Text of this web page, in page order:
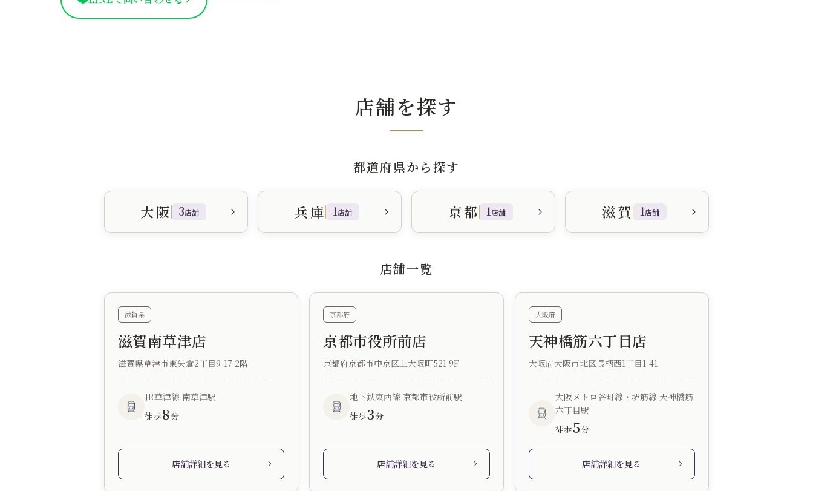
店舗を探す
都道府県から探す
大阪 3店舗 兵庫 1店舗 京都 1店舗 滋賀 1店舗
店舗一覧
滋賀県
滋賀南草津店
滋賀県草津市東矢倉2丁目9-17 2階
JR草津線 南草津駅
徒歩8分
店舗詳細を見る
京都府
京都市役所前店
京都府京都市中京区上大阪町521 9F
地下鉄東西線 京都市役所前駅
徒歩3分
店舗詳細を見る
大阪府
天神橋筋六丁目店
大阪府大阪市北区長柄西1丁目1-41
大阪メトロ谷町線・堺筋線 天神橋筋
六丁目駅
徒歩5分
店舗詳細を見る